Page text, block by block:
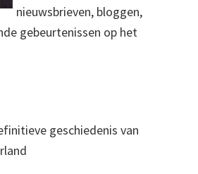
nieuwsbrieven, bloggen,
gebeurtenissen op het
geschiedenis van